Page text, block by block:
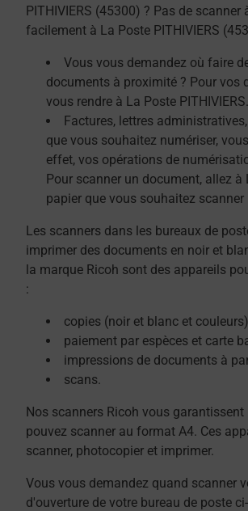
PITHIVIERS (45300) ? Pas de
facilement à La Poste PITHIVIERS
Vous vous demandez où faire
documents à proximité ? Pour vos
vous rendre à La Poste PITHIVIERS.
Factures, lettres
que vous souhaitez numériser,
effet, vos opérations de
Pour scanner un document, allez à
papier que vous souhaitez scanner
Les scanners dans les bureaux de
imprimer des documents en noir et
la marque Ricoh sont des appareils
:
copies (noir et blanc et
paiement par espèces et carte
impressions de documents à
scans.
Nos scanners Ricoh vous
pouvez scanner au format A4. Ces
scanner, photocopier et imprimer.
Vous vous demandez quand scanner
d'ouverture de votre bureau de poste